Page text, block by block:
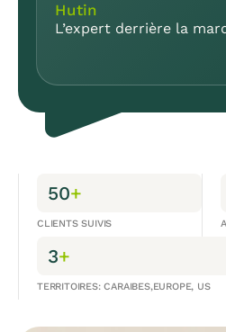
Hutin
L’expert derrière la
50+
CLIENTS SUIVIS
3+
TERRITOIRES: CARAIBES,EUROPE, US